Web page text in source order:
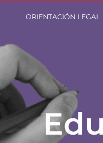
ORIENTACIÓN LEGAL